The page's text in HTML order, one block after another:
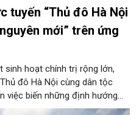
tuyến “Thủ đô Hà Nội
mới” trên ứng
hoạt chính trị rộng lớn,
đô Hà Nội cùng dân tộc
việc biến những định hướng
NQ/TW của Bộ Chính trị